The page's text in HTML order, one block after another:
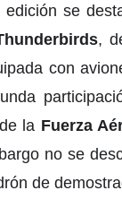
edición se
,
con
la Fuerza
no se
de